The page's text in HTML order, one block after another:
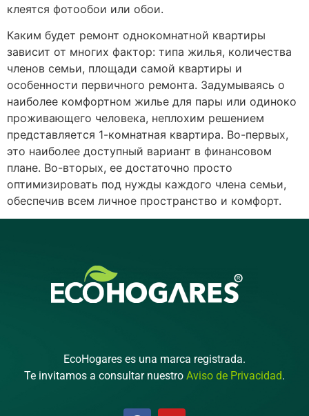
клеятся фотообои или обои.
Каким будет ремонт однокомнатной квартиры
зависит от многих фактор: типа жилья, количества
членов семьи, площади самой квартиры и
особенности первичного ремонта. Задумываясь о
наиболее комфортном жилье для пары или одиноко
проживающего человека, неплохим решением
представляется 1-комнатная квартира. Во-первых,
это наиболее доступный вариант в финансовом
плане. Во-вторых, ее достаточно просто
оптимизировать под нужды каждого члена семьи,
обеспечив всем личное пространство и комфорт.
EcoHogares es una marca registrada.
Te invitamos a consultar nuestro Aviso de Privacidad.